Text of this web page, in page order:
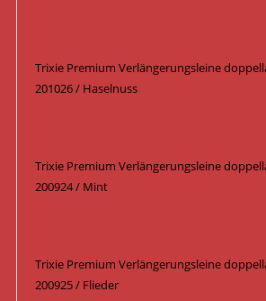
Trixie Premium Verlängerungsleine
201026 / Haselnuss
Trixie Premium Verlängerungsleine
200924 / Mint
Trixie Premium Verlängerungsleine
200925 / Flieder